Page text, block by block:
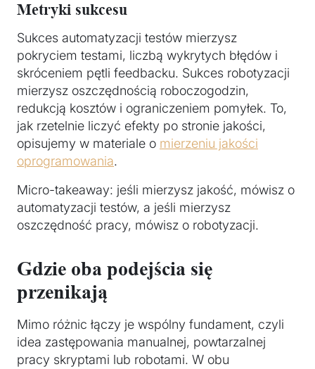
Metryki sukcesu
Sukces automatyzacji testów mierzysz
pokryciem testami, liczbą wykrytych błędów i
skróceniem pętli feedbacku. Sukces robotyzacji
mierzysz oszczędnością roboczogodzin,
redukcją kosztów i ograniczeniem pomyłek. To,
jak rzetelnie liczyć efekty po stronie jakości,
opisujemy w materiale o mierzeniu jakości
oprogramowania.
Micro-takeaway: jeśli mierzysz jakość, mówisz o
automatyzacji testów, a jeśli mierzysz
oszczędność pracy, mówisz o robotyzacji.
Gdzie oba podejścia się
przenikają
Mimo różnic łączy je wspólny fundament, czyli
idea zastępowania manualnej, powtarzalnej
pracy skryptami lub robotami. W obu